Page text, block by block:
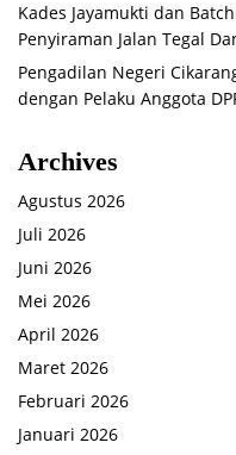
Kades Jayamukti dan
Penyiraman Jalan Tegal
Pengadilan Negeri
dengan Pelaku Anggota
Archives
Agustus 2026
Juli 2026
Juni 2026
Mei 2026
April 2026
Maret 2026
Februari 2026
Januari 2026